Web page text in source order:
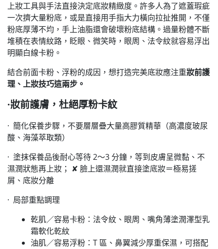
上妝工具與手法直接決定底妝精緻度。許多人為了遮蓋瑕疵
一次擠大量粉底，或是直接用手指大力橫向拉扯推開，不僅
粉底厚薄不均，手上油脂還會破壞粉底結構。過量粉體不斷
堆積在表情紋路，眨眼、微笑時，眼周、法令紋就容易浮出
明顯白線卡粉。
結合前面卡粉、浮粉的成因，想打造完美底妝應注重妝前護
理、上妝技巧這兩步。
·妝前護膚，杜絕厚粉卡紋
· 簡化保養步驟，不要層層疊大量高膠質精華（高濃度玻尿
酸、海藻萃取類）
· 塗抹保養品後耐心等待 2～3 分鐘，等到皮膚呈微黏、不
濕潤狀態再上妝； ✘ 臉上還濕潤就直接塗底妝＝極易搓
屑、底妝分離
· 局部重點調理
乾肌／容易卡粉：法令紋、眼周、嘴角薄塗潤澤型乳
霜軟化乾紋
油肌／容易浮粉：T 區、鼻翼減少厚重保濕，可搭配